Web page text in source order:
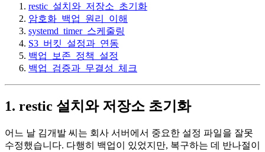
restic_설치와_저장소_초기화
암호화_백업_원리_이해
systemd_timer_스케줄링
S3_버킷_설정과_연동
백업_보존_정책_설정
백업_검증과_무결성_체크
1. restic 설치와 저장소 초기화
어느 날 김개발 씨는 회사 서버에서 중요한 설정 파일을 잘못
수정했습니다. 다행히 백업이 있었지만, 복구하는 데 반나절이